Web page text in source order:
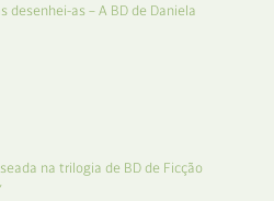
desenhei-as – A BD de Daniela
na trilogia de BD de Ficção